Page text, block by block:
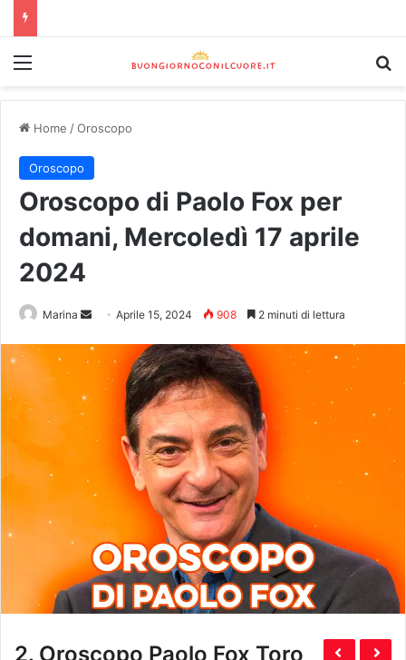
Home /Oroscopo
Oroscopo
Oroscopo di Paolo Fox per
domani, Mercoledì 17 aprile
2024
Marina Aprile 15, 2024 908 2 minuti di lettura
2. Oroscopo Paolo Fox Toro